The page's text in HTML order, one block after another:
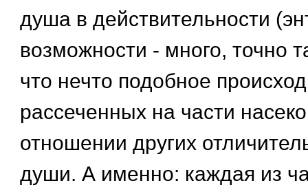
душа в действительности
возможности - много, точно
что нечто подобное
рассеченных на части
отношении других
души. А именно: каждая из